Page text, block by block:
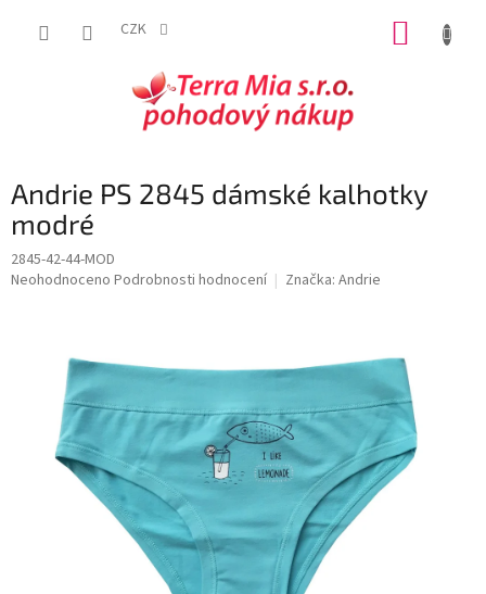
CZK
Andrie PS 2845 dámské kalhotky
modré
2845-42-44-MOD
Průměrné
hvězdiček.
Neohodnoceno Podrobnosti hodnocení Značka: Andrie